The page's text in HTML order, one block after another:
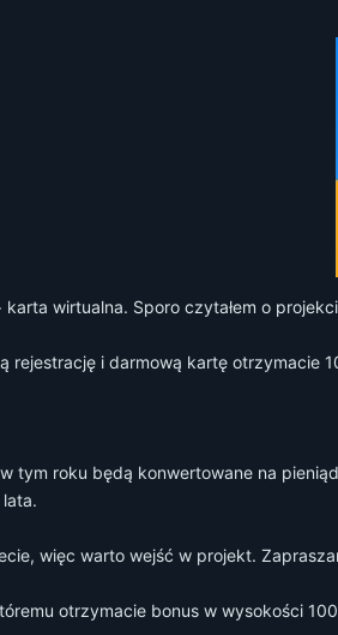
karta wirtualna. Sporo czytałem o
rejestrację i darmową kartę otrzymacie
tym roku będą konwertowane na
więc warto wejść w projekt.
otrzymacie bonus w wysokości